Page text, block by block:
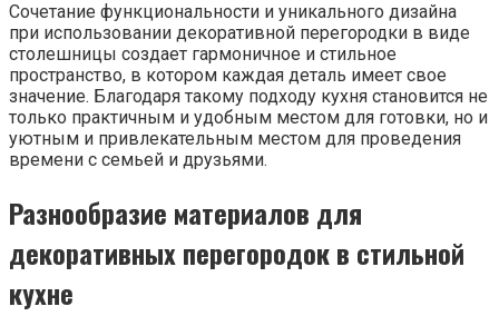
Сочетание функциональности и уникального дизайна
при использовании декоративной перегородки в виде
столешницы создает гармоничное и стильное
пространство, в котором каждая деталь имеет свое
значение. Благодаря такому подходу кухня становится не
только практичным и удобным местом для готовки, но и
уютным и привлекательным местом для проведения
времени с семьей и друзьями.
Разнообразие материалов для
декоративных перегородок в стильной
кухне